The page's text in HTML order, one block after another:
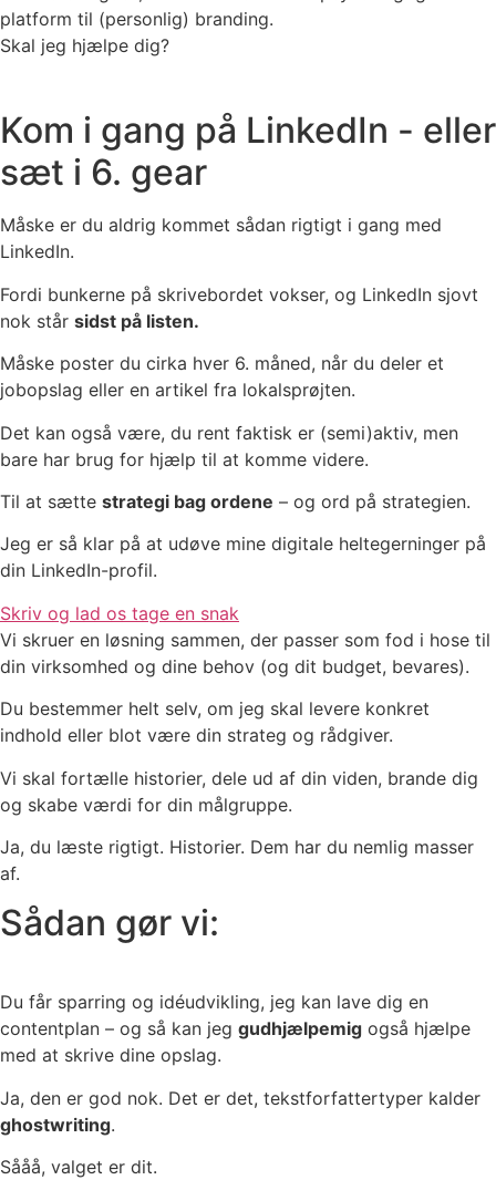
platform til (personlig) branding.
Skal jeg hjælpe dig?
Kom i gang på LinkedIn - eller
sæt i 6. gear
Måske er du aldrig kommet sådan rigtigt i gang med
LinkedIn.
Fordi bunkerne på skrivebordet vokser, og LinkedIn sjovt
nok står sidst på listen.
Måske poster du cirka hver 6. måned, når du deler et
jobopslag eller en artikel fra lokalsprøjten.
Det kan også være, du rent faktisk er (semi)aktiv, men
bare har brug for hjælp til at komme videre.
Til at sætte strategi bag ordene – og ord på strategien.
Jeg er så klar på at udøve mine digitale heltegerninger på
din LinkedIn-profil.
Skriv og lad os tage en snak
Vi skruer en løsning sammen, der passer som fod i hose til
din virksomhed og dine behov (og dit budget, bevares).
Du bestemmer helt selv, om jeg skal levere konkret
indhold eller blot være din strateg og rådgiver.
Vi skal fortælle historier, dele ud af din viden, brande dig
og skabe værdi for din målgruppe.
Ja, du læste rigtigt. Historier. Dem har du nemlig masser
af.
Sådan gør vi:
Du får sparring og idéudvikling, jeg kan lave dig en
contentplan – og så kan jeg gudhjælpemig også hjælpe
med at skrive dine opslag.
Ja, den er god nok. Det er det, tekstforfattertyper kalder
ghostwriting.
Sååå, valget er dit.